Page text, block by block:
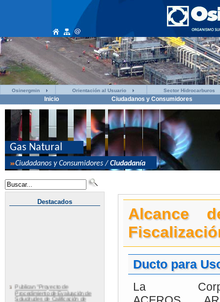
Osinergmin Orientación al Usuario Sector Hidrocarburos
Inicio Ciudadanos y Consumidores